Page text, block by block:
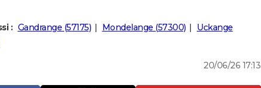
: Gandrange (57175) Mondelange (57300)
Uckange
20/06/26 17:13